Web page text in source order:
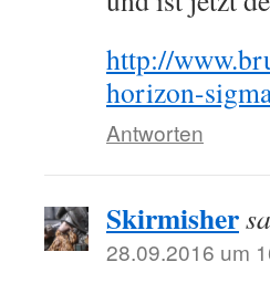
http://
horizon-
Antworten
Skirmisher
28.09.2016 um